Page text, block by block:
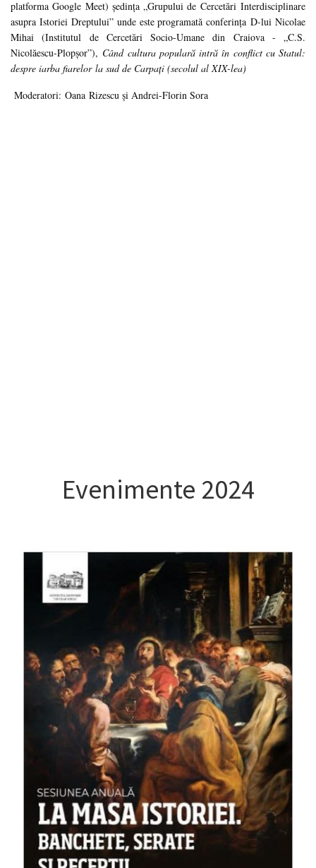
platforma Google Meet) ședința „Grupului de Cercetări Interdisciplinare
asupra Istoriei Dreptului” unde este programată conferința D-lui Nicolae
Mihai (Institutul de Cercetări Socio-Umane din Craiova - „C.S.
Nicolăescu-Plopșor”), Când cultura populară intră în conflict cu Statul:
despre iarba fiarelor la sud de Carpați (secolul al XIX-lea)
Moderatori: Oana Rizescu și Andrei-Florin Sora
Evenimente 2024